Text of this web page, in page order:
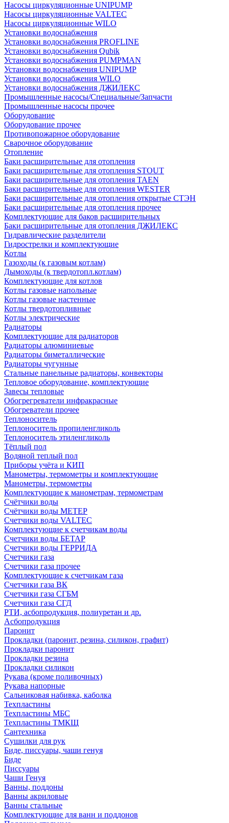
Насосы циркуляционные UNIPUMP
Насосы циркуляционные VALTEC
Насосы циркуляционные WILO
Установки водоснабжения
Установки водоснабжения PROFLINE
Установки водоснабжения Qubik
Установки водоснабжения PUMPMAN
Установки водоснабжения UNIPUMP
Установки водоснабжения WILO
Установки водоснабжения ДЖИЛЕКС
Промышленные насосы/Специальные/Запчасти
Промышленные насосы прочее
Оборудование
Оборудование прочее
Противопожарное оборудование
Сварочное оборудование
Отопление
Баки расширительные для отопления
Баки расширительные для отопления STOUT
Баки расширительные для отопления TAEN
Баки расширительные для отопления WESTER
Баки расширительные для отопления открытые СТЭН
Баки расширительные для отопления прочее
Комплектующие для баков расширительных
Баки расширительные для отопления ДЖИЛЕКС
Гидравлические разделители
Гидрострелки и комплектующие
Котлы
Газоходы (к газовым котлам)
Дымоходы (к твердотопл.котлам)
Комплектующие для котлов
Котлы газовые напольные
Котлы газовые настенные
Котлы твердотопливные
Котлы электрические
Радиаторы
Комплектующие для радиаторов
Радиаторы алюминиевые
Радиаторы биметаллические
Радиаторы чугунные
Стальные панельные радиаторы, конвекторы
Тепловое оборудование, комплектующие
Завесы тепловые
Обогрегреватели инфракрасные
Обогреватели прочее
Теплоноситель
Теплоноситель пропиленгликоль
Теплоноситель этиленгликоль
Тёплый пол
Водяной теплый пол
Приборы учёта и КИП
Манометры, термометры и комплектующие
Манометры, термометры
Комплектующие к манометрам, термометрам
Счётчики воды
Счётчики воды МЕТЕР
Счетчики воды VALTEC
Комплектующие к счетчикам воды
Счетчики воды БЕТАР
Счетчики воды ГЕРРИДА
Счетчики газа
Счетчики газа прочее
Комплектующие к счетчикам газа
Счетчики газа ВК
Счетчики газа СГБМ
Счетчики газа СГД
РТИ, асбопродукция, полиуретан и др.
Асбопродукция
Паронит
Прокладки (паронит, резина, силикон, графит)
Прокладки паронит
Прокладки резина
Прокладки силикон
Рукава (кроме поливочных)
Рукава напорные
Сальниковая набивка, каболка
Техпластины
Техпластины МБС
Техпластины ТМКЩ
Сантехника
Сушилки для рук
Биде, писсуары, чаши генуя
Биде
Писсуары
Чаши Генуя
Ванны, поддоны
Ванны акриловые
Ванны стальные
Комплектующие для ванн и поддонов